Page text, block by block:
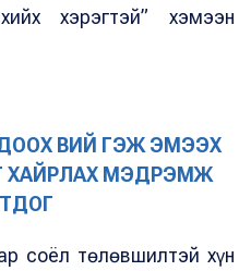
хэрэгтэй” хэмээн
ВИЙ ГЭЖ ЭМЭЭХ
ХАЙРЛАХ МЭДРЭМЖ
соёл төлөвшилтэй хүн